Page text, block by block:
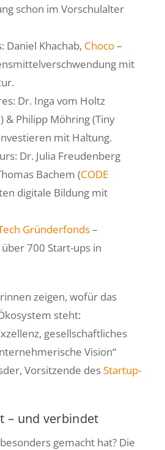
schon im Vorschulalter
Daniel Khachab, Choco–
mit
Dr. Inga vom Holtz
& Philipp Möhring (Tiny
mit Haltung.
Dr. Julia Freudenberg
Bachem (CODE
digitale Bildung mit
Gründerfonds–
700 Start-ups in
zeigen, wofür das
steht:
gesellschaftliches
Vision“
Vorsitzende desStartup-
– und verbindet
gemacht hat? Die